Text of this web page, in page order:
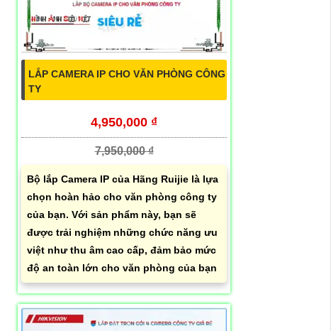
LẮP CAMERA IP CHO VĂN PHÒNG CÔNG
TY
4,950,000 ₫
7,950,000 ₫
Bộ lắp Camera IP của Hãng Ruijie là lựa
chọn hoàn hảo cho văn phòng công ty
của bạn. Với sản phẩm này, bạn sẽ
được trải nghiệm những chức năng ưu
việt như thu âm cao cấp, đảm bảo mức
độ an toàn lớn cho văn phòng của bạn